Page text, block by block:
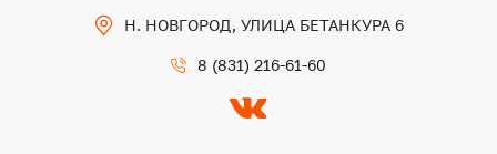
Н. НОВГОРОД, УЛИЦА БЕТАНКУРА 6
8 (831) 216-61-60